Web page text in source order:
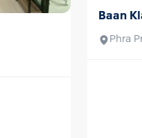
Sale
Baan
Phra